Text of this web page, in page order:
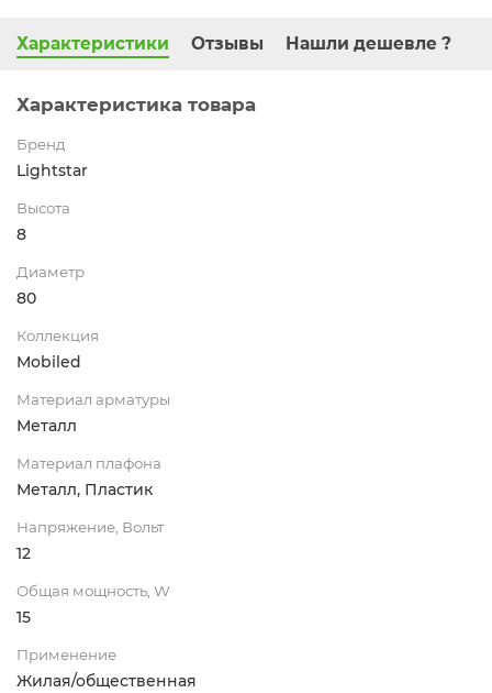
Характеристики Отзывы Нашли дешевле ?
Характеристика товара
Бренд
Lightstar
Высота
8
Диаметр
80
Коллекция
Mobiled
Материал арматуры
Металл
Материал плафона
Металл, Пластик
Напряжение, Вольт
12
Общая мощность, W
15
Применение
Жилая/общественная